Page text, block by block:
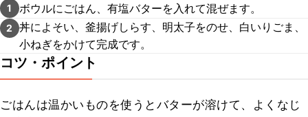
1 ボウルにごはん、有塩バターを入れて混ぜます。
2
丼によそい、釜揚げしらす、明太子をのせ、白いりごま、
小ねぎをかけて完成です。
コツ・ポイント
ごはんは温かいものを使うとバターが溶けて、よくなじ